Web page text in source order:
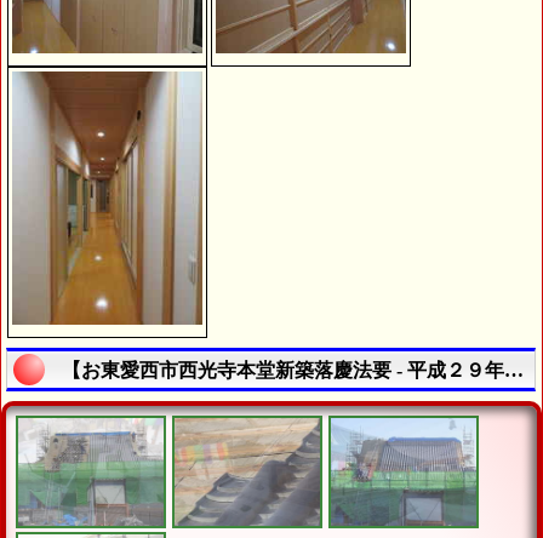
【お東愛西市西光寺本堂新築落慶法要 - 平成２９年１０月１４日 - | 本堂・鐘楼堂・駐車場整備写真】の説明終了